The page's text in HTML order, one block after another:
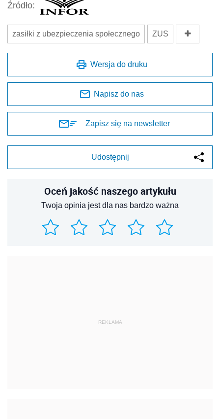
Źródło:
zasiłki z ubezpieczenia społecznego ZUS
Wersja do druku
Napisz do nas
Zapisz się na newsletter
Udostępnij
Oceń jakość naszego artykułu
Twoja opinia jest dla nas bardzo ważna
REKLAMA